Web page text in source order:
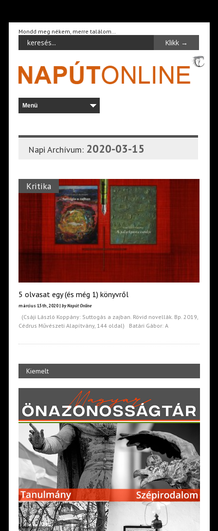
Mondd meg nékem, merre találom…
Napi Archívum: 2020-03-15
Kritika
5 olvasat egy (és még 1) könyvről
március 15th, 2020 | by Napút Online
(Csáji László Koppány: Suttogás a zajban. Rövid novellák. Bp. 2019,
Cédrus Művészeti Alapítvány, 144 oldal) Batári Gábor: A
Kiemelt